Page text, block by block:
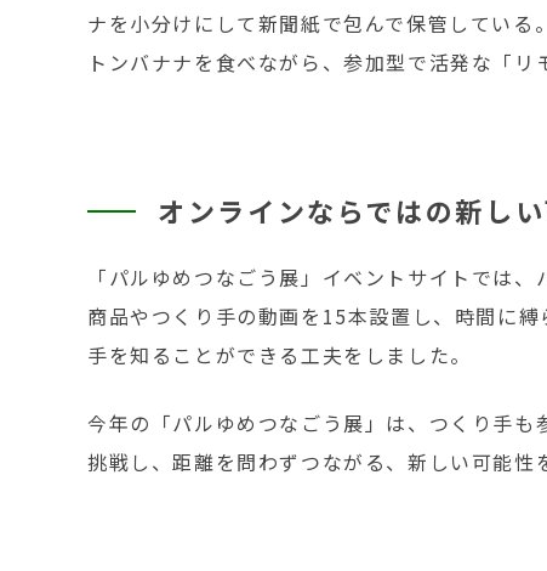
ナを小分けにして新聞紙で包んで保管してい
トンバナナを食べながら、参加型で活発な「リ
オンラインならではの新し
「パルゆめつなごう展」イベントサイトでは
商品やつくり手の動画を15本設置し、時間に縛
手を知ることができる工夫をしました。
今年の「パルゆめつなごう展」は、つくり手も
挑戦し、距離を問わずつながる、新しい可能性